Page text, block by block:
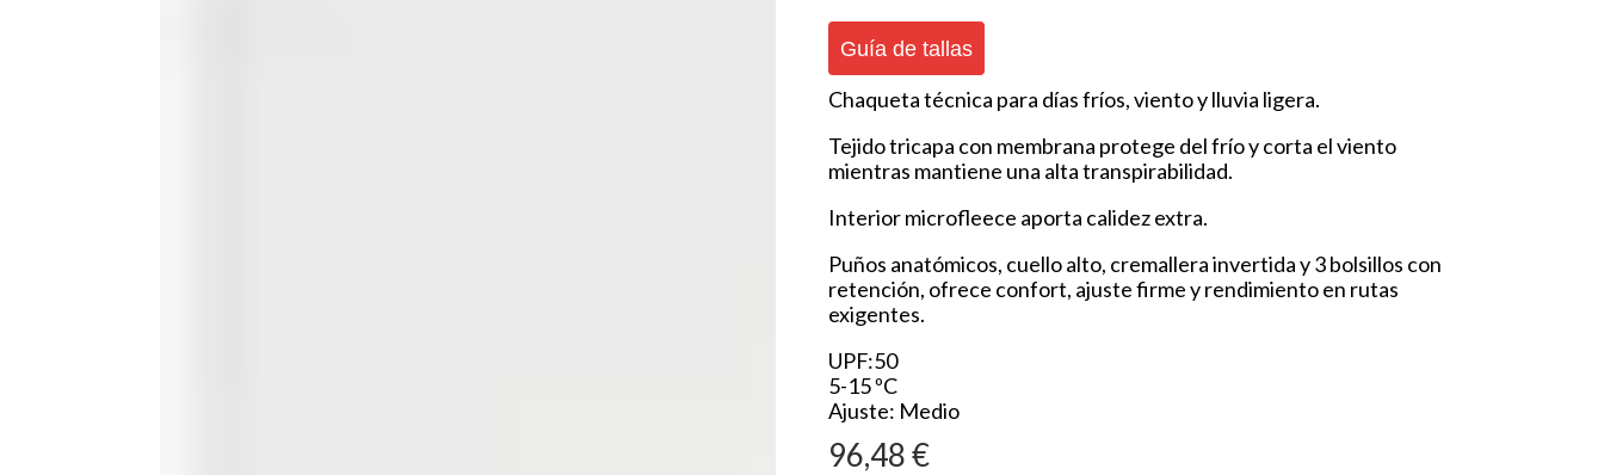
Chaqueta técnica para días fríos, viento y lluvia ligera.
Tejido tricapa con membrana protege del frío y corta el viento
mientras mantiene una alta transpirabilidad.
Interior microfleece aporta calidez extra.
Puños anatómicos, cuello alto, cremallera invertida y 3 bolsillos con
retención, ofrece confort, ajuste firme y rendimiento en rutas
exigentes.
UPF:50
5-15 ºC
Ajuste: Medio
96,48€
Guía de tallas